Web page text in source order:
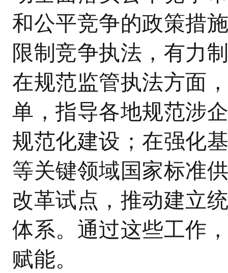
和公平竞争的政策措
限制竞争执法，有力
在规范监管执法方面
单，指导各地规范涉
规范化建设；在强化
等关键领域国家标准
改革试点，推动建立
体系。通过这些工作
赋能。